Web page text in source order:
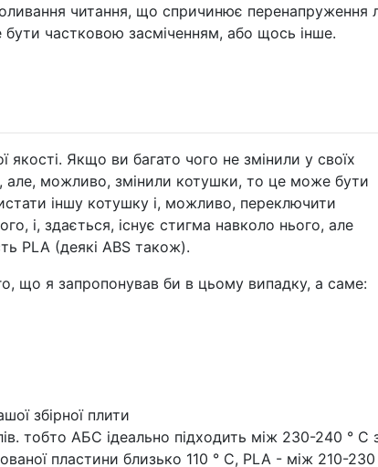
читання, що спричинює перенапруження
частковою засміченням, або щось інше.
якості. Якщо ви багато чого не змінили у своїх
але, можливо, змінили котушки, то це може бути
іншу котушку і, можливо, переключити
і, здається, існує стигма навколо нього, але
PLA (деякі ABS також).
що я запропонував би в цьому випадку, а саме:
збірної плити
тобто АБС ідеально підходить між 230-240 ° С
пластини близько 110 ° С, PLA - між 210-230